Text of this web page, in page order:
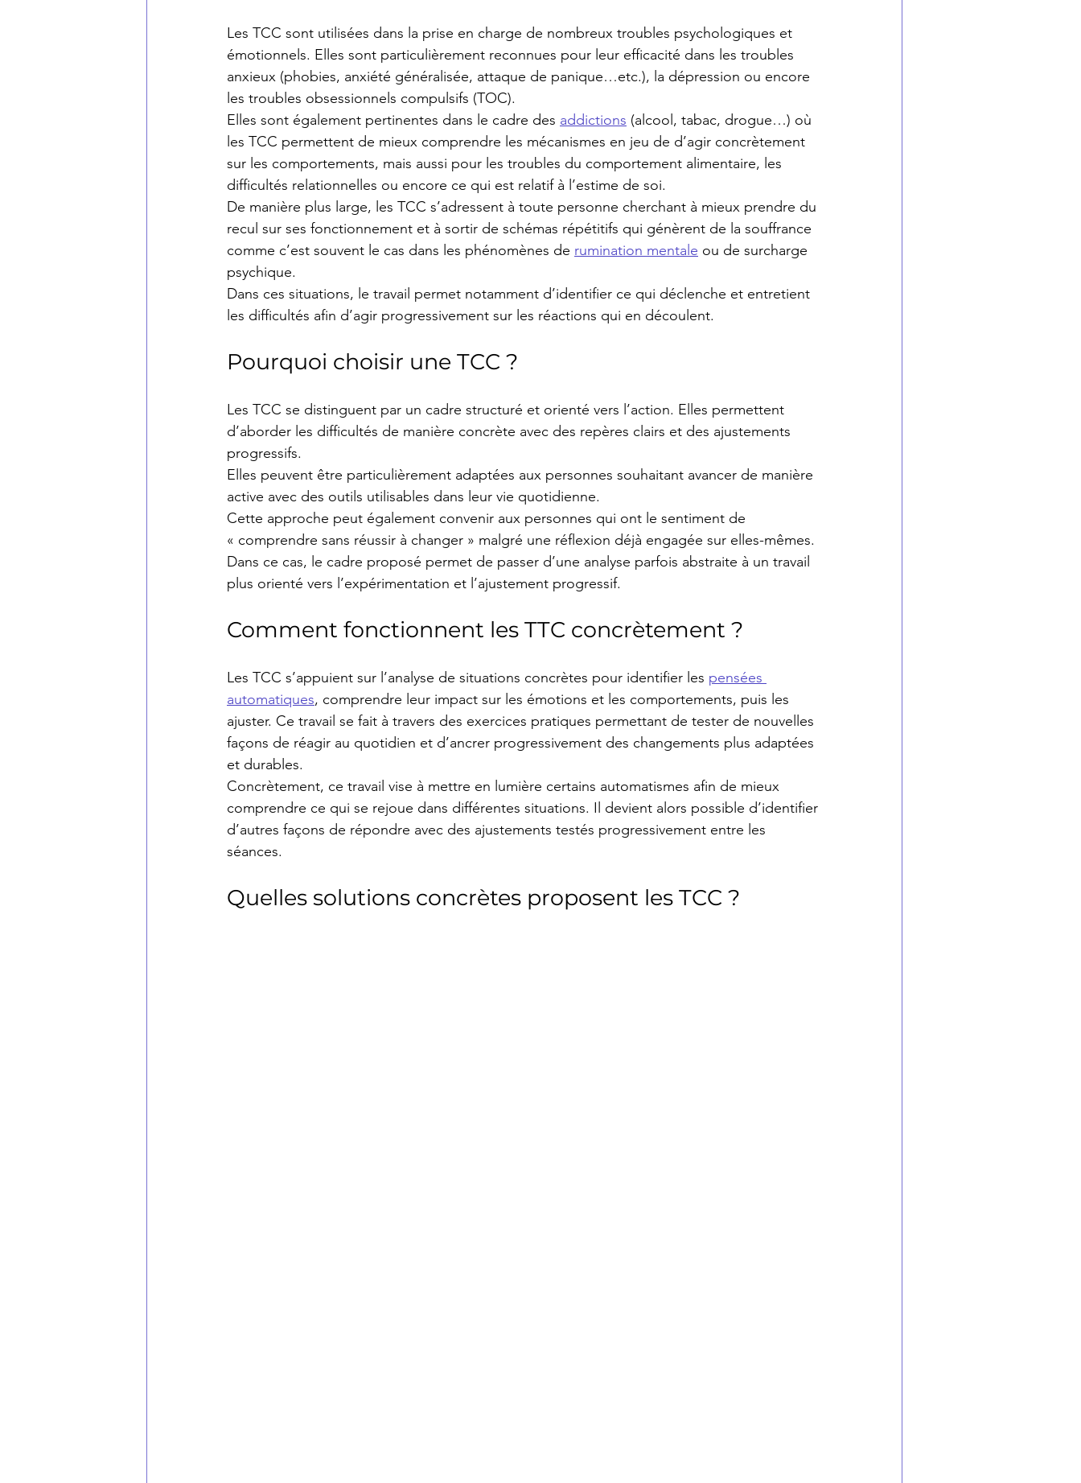
Les TCC sont utilisées dans la prise en charge de nombreux troubles psychologiques et
émotionnels. Elles sont particulièrement reconnues pour leur efficacité dans les troubles
anxieux (phobies, anxiété généralisée, attaque de panique…etc.), la dépression ou encore
les troubles obsessionnels compulsifs (TOC).
Elles sont également pertinentes dans le cadre des addictions (alcool, tabac, drogue…) où
les TCC permettent de mieux comprendre les mécanismes en jeu de d’agir concrètement
sur les comportements, mais aussi pour les troubles du comportement alimentaire, les
difficultés relationnelles ou encore ce qui est relatif à l’estime de soi.
De manière plus large, les TCC s’adressent à toute personne cherchant à mieux prendre du
recul sur ses fonctionnement et à sortir de schémas répétitifs qui génèrent de la souffrance
comme c’est souvent le cas dans les phénomènes de rumination mentale ou de surcharge
psychique.
Dans ces situations, le travail permet notamment d’identifier ce qui déclenche et entretient
les difficultés afin d’agir progressivement sur les réactions qui en découlent.
Pourquoi choisir une TCC ?
Les TCC se distinguent par un cadre structuré et orienté vers l’action. Elles permettent
d’aborder les difficultés de manière concrète avec des repères clairs et des ajustements
progressifs.
Elles peuvent être particulièrement adaptées aux personnes souhaitant avancer de manière
active avec des outils utilisables dans leur vie quotidienne.
Cette approche peut également convenir aux personnes qui ont le sentiment de
« comprendre sans réussir à changer » malgré une réflexion déjà engagée sur elles-mêmes.
Dans ce cas, le cadre proposé permet de passer d’une analyse parfois abstraite à un travail
plus orienté vers l’expérimentation et l’ajustement progressif.
Comment fonctionnent les TTC concrètement ?
Les TCC s’appuient sur l’analyse de situations concrètes pour identifier les pensées
automatiques, comprendre leur impact sur les émotions et les comportements, puis les
ajuster. Ce travail se fait à travers des exercices pratiques permettant de tester de nouvelles
façons de réagir au quotidien et d’ancrer progressivement des changements plus adaptées
et durables.
Concrètement, ce travail vise à mettre en lumière certains automatismes afin de mieux
comprendre ce qui se rejoue dans différentes situations. Il devient alors possible d’identifier
d’autres façons de répondre avec des ajustements testés progressivement entre les
séances.
Quelles solutions concrètes proposent les TCC ?